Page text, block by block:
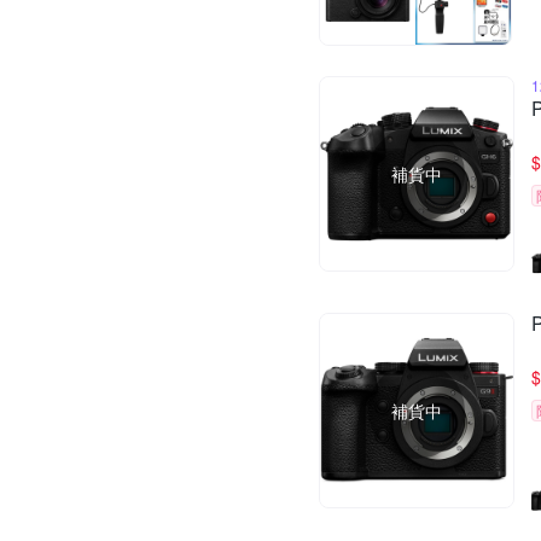
補貨中 $
補貨中
$